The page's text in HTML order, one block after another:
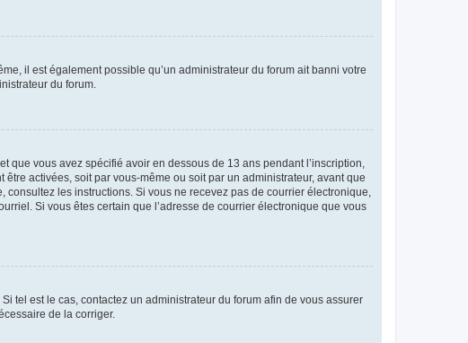
il est également possible qu’un administrateur du forum ait banni votre
du forum.
que vous avez spécifié avoir en dessous de 13 ans pendant l’inscription,
activées, soit par vous-même ou soit par un administrateur, avant que
les instructions. Si vous ne recevez pas de courrier électronique,
Si vous êtes certain que l’adresse de courrier électronique que vous
tel est le cas, contactez un administrateur du forum afin de vous assurer
de la corriger.